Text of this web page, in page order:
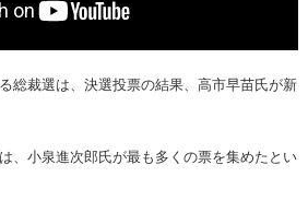
総裁選は、決選投票の結果、高市早苗氏が新
、小泉進次郎氏が最も多くの票を集めたとい